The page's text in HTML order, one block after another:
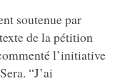
soutenue par
de la pétition
l’initiative
“J’ai